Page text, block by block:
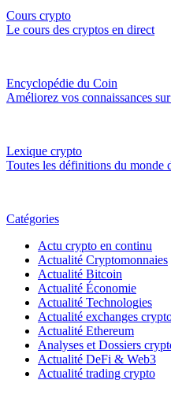
Cours crypto
Le cours des cryptos en direct
Encyclopédie du Coin
Améliorez vos connaissances
Lexique crypto
Toutes les définitions du monde
Catégories
Actu crypto en continu
Actualité Cryptomonnaies
Actualité Bitcoin
Actualité Économie
Actualité Technologies
Actualité exchanges
Actualité Ethereum
Analyses et Dossiers
Actualité DeFi & Web3
Actualité trading crypto